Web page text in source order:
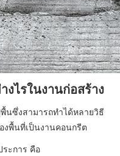
ไรในงานก่อสร้าง
นซึ่งสามารถทำได้หลายวิธี
พื้นที่เป็นงานคอนกรีต
ะการ คือ